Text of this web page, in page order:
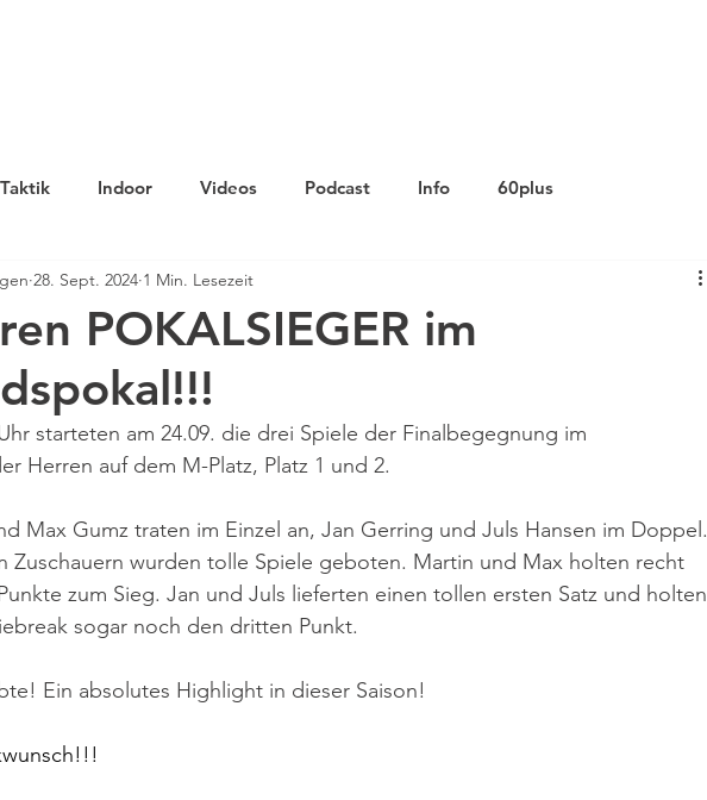
Taktik Indoor Videos Podcast Info 60plus
POKALSIEGER im
28. Sept. 2024 1 Min. Lesezeit
starteten am 24.09. die drei Spiele der Finalbegegnung im
Herren auf dem M-Platz, Platz 1 und 2.
Max Gumz traten im Einzel an, Jan Gerring und Juls Hansen im Doppel.
Zuschauern wurden tolle Spiele geboten. Martin und Max holten recht
zum Sieg. Jan und Juls lieferten einen tollen ersten Satz und holten
sogar noch den dritten Punkt.
Ein absolutes Highlight in dieser Saison!